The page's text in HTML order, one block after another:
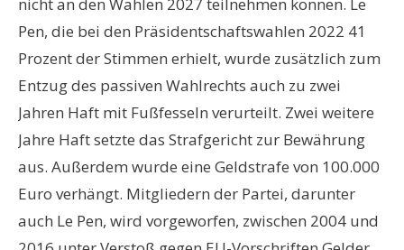
Pen, die bei den Präsidentschaftswahlen 2022 41
Prozent der Stimmen erhielt, wurde zusätzlich zum
Entzug des passiven Wahlrechts auch zu zwei
Jahren Haft mit Fußfesseln verurteilt. Zwei weitere
Jahre Haft setzte das Strafgericht zur Bewährung
aus. Außerdem wurde eine Geldstrafe von 100.000
Euro verhängt. Mitgliedern der Partei, darunter
auch Le Pen, wird vorgeworfen, zwischen 2004 und